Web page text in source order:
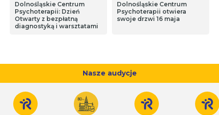
Dolnośląskie Centrum
Psychoterapii: Dzień
Otwarty z bezpłatną
diagnostyką i warsztatami
Dolnośląskie Centrum
Psychoterapii otwiera
swoje drzwi 16 maja
Nasze audycje